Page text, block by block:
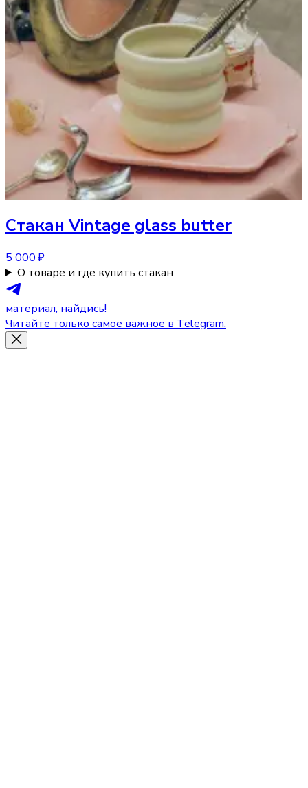
Стакан Vintage glass butter
5 000 ₽
О товаре и где купить стакан
материал, найдись!
Читайте только самое важное в Telegram.